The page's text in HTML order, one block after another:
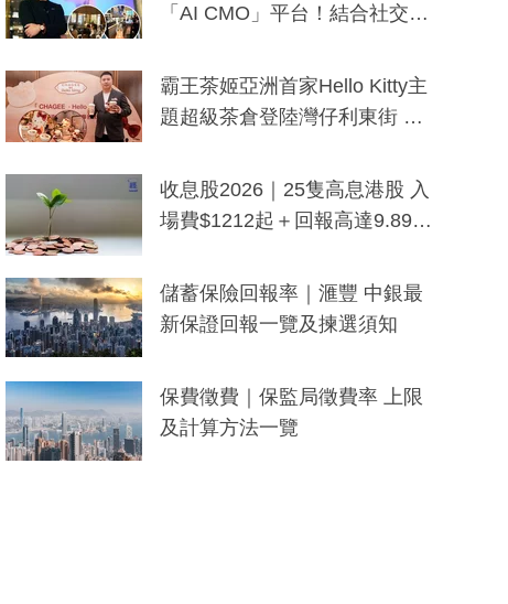
「AI CMO」平台！結合社交聆
分鐘生成「貼地」宣傳短片
霸王茶姬亞洲首家Hello Kitty主
題超級茶倉登陸灣仔利東街 推
y及香港限定特調系列
收息股2026｜25隻高息港股 入
場費$1212起＋回報高達9.89
儲蓄保險回報率｜滙豐 中銀最
新保證回報一覽及揀選須知
保費徵費｜保監局徵費率 上限
及計算方法一覽